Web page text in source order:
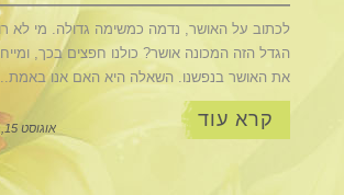
מעשיים.
לכתוב על האושר, נדמה כמשימה גדולה. מי לא
הגדל הזה המכונה אושר? כולנו חפצים בכך,
את האושר בנפשנו. השאלה היא האם אנו
קרא עוד אוגוסט 15, 2016